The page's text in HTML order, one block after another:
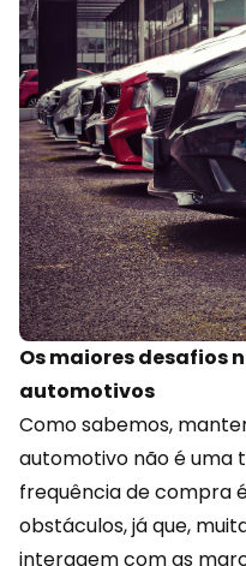
Os maiores desafios
automotivos
Como sabemos,
automotivo não é uma
frequência de compra
obstáculos, já que,
interagem com as